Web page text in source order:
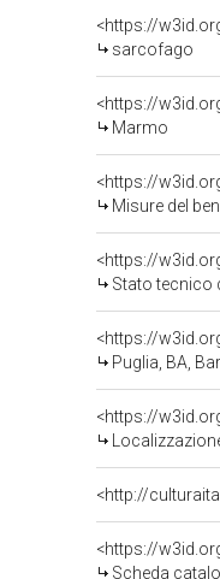
<https://
sarcofago
<https://
Marmo
<https://
Misure del
<https://
Stato tecnico
<https://
Puglia, BA,
<https://
<http://
<https://
Scheda